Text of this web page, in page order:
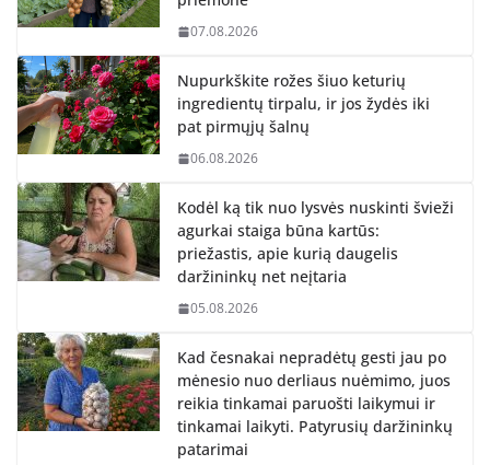
07.08.2026
Nupurkškite rožes šiuo keturių
ingredientų tirpalu, ir jos žydės iki
pat pirmųjų šalnų
06.08.2026
Kodėl ką tik nuo lysvės nuskinti švieži
agurkai staiga būna kartūs:
priežastis, apie kurią daugelis
daržininkų net neįtaria
05.08.2026
Kad česnakai nepradėtų gesti jau po
mėnesio nuo derliaus nuėmimo, juos
reikia tinkamai paruošti laikymui ir
tinkamai laikyti. Patyrusių daržininkų
patarimai